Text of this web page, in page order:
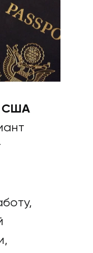
США